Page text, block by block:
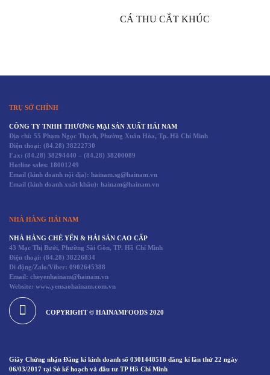
CÁ THU CẮT KHÚC
TRỤ SỞ CHÍNH
CÔNG TY TNHH THƯƠNG MẠI SẢN XUẤT HẢI NAM
Địa chỉ: 55 Phạm Ngọc Thạch, Phường Xuân Hòa, Tp. Hồ Chí Minh
Điện thoại: (84.28) 38222730
Fax: (84.28) 38294440 – (84.28) 38200089
Hotline sales: 18001249
Email (kinh doanh nội địa): hainam.sg@hainam.vn
Email (kinh doanh xuất khẩu): hainam@hainam.vn
NHÀ HÀNG HẢI NAM
NHÀ HÀNG CHÈ YẾN & HẢI SẢN CAO CẤP
43 Mạc Thị Bưởi, Phường Sài Gòn, TP. Hồ Chí Minh
Điện thoại: (84.28) 38226834
Di động/Zalo/Viber: 0902645388
Email: cheyenhainam@hainam.vn
Website: www.yensaohainam.com.vn
COPYRIGHT © HAINAMFOODS 2020
Giấy Chứng nhận Đăng kí kinh doanh số 0301448518 đăng kí lần thứ 22 ngày
06/03/2017 tại Sở kế hoạch và đầu tư TP Hồ Chí Minh